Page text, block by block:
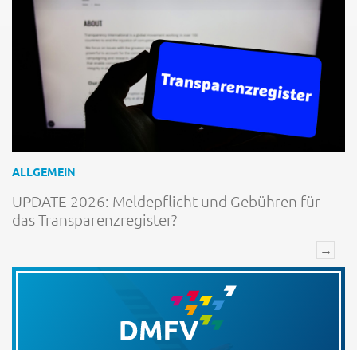
ALLGEMEIN
UPDATE 2026: Meldepflicht und Gebühren für
das Transparenzregister?
→